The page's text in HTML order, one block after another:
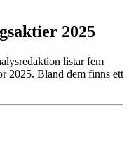
2025
listar fem
2025. Bland dem finns ett